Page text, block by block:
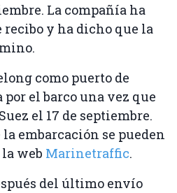
La compañía ha
recibo y ha dicho que la
como puerto de
el barco una vez que
el 17 de septiembre.
embarcación se pueden
web Marinetraffic.
del último envío